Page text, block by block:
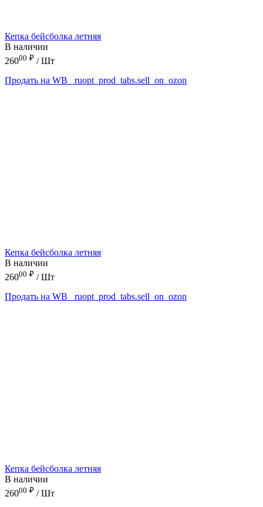
Кепка бейсболка летняя
В наличии
26000 ₽ / Шт
Продать на WB
_ruopt_prod_tabs.sell_on_ozon
Кепка бейсболка летняя
В наличии
26000 ₽ / Шт
Продать на WB
_ruopt_prod_tabs.sell_on_ozon
Кепка бейсболка летняя
В наличии
26000 ₽ / Шт